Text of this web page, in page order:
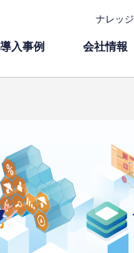
ナレッジ
導⼊事例 会社情報